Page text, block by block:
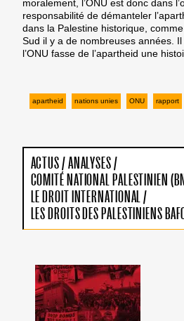
moralement, l’ONU est donc dans
responsabilité de démanteler
dans la Palestine historique,
Sud il y a de nombreuses années.
l’ONU fasse de l’apartheid une
apartheid nations unies ONU rapport
ACTUS/ANALYSES/
COMITÉ NATIONAL PALESTINIEN
LE DROIT INTERNATIONAL /
LES DROITS DES PALESTINIENS